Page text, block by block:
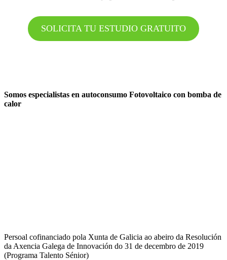
SOLICITA TU ESTUDIO GRATUITO
Somos especialistas en autoconsumo Fotovoltaico con bomba de
calor
Persoal cofinanciado pola Xunta de Galicia ao abeiro da Resolución
da Axencia Galega de Innovación do 31 de decembro de 2019
(Programa Talento Sénior)